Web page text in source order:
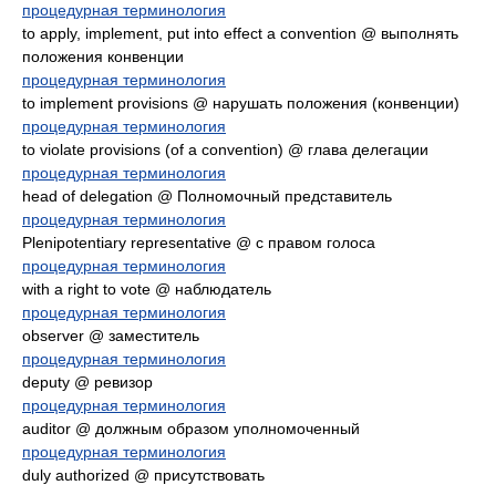
процедурная терминология
to apply, implement, put into effect a convention @ выполнять
положения конвенции
процедурная терминология
to implement provisions @ нарушать положения (конвенции)
процедурная терминология
to violate provisions (of a convention) @ глава делегации
процедурная терминология
head of delegation @ Полномочный представитель
процедурная терминология
Plenipotentiary representative @ с правом голоса
процедурная терминология
with a right to vote @ наблюдатель
процедурная терминология
observer @ заместитель
процедурная терминология
deputy @ ревизор
процедурная терминология
auditor @ должным образом уполномоченный
процедурная терминология
duly authorized @ присутствовать